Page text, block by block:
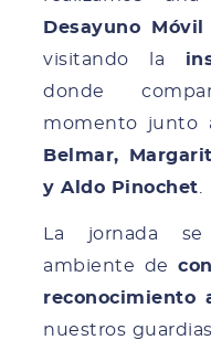
Desayuno
visitando la
donde
momento junto
Belmar,
y Aldo Pinochet
La jornada
ambiente de
reconocimiento
nuestros